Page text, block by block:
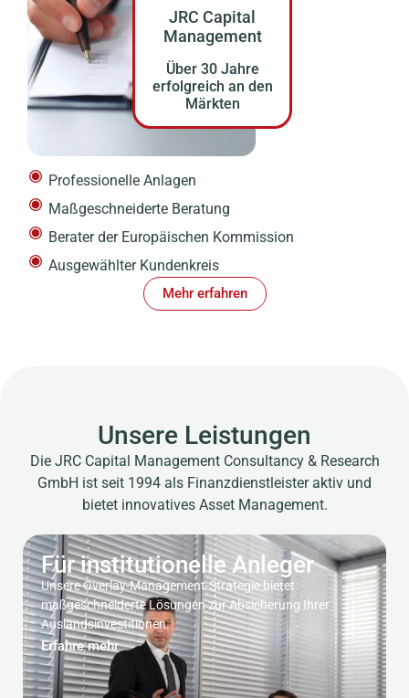
JRC Capital
Management
Über 30 Jahre
erfolgreich an den
Märkten
Professionelle Anlagen
Maßgeschneiderte Beratung
Berater der Europäischen Kommission
Ausgewählter Kundenkreis
Mehr erfahren
Unsere Leistungen
Die JRC Capital Management Consultancy & Research
GmbH ist seit 1994 als Finanzdienstleister aktiv und
bietet innovatives Asset Management.
Für institutionelle Anleger
Unsere Overlay-Management-Strategie bietet
maßgeschneiderte Lösungen zur Absicherung Ihrer
Auslandsinvestitionen.
Erfahre mehr